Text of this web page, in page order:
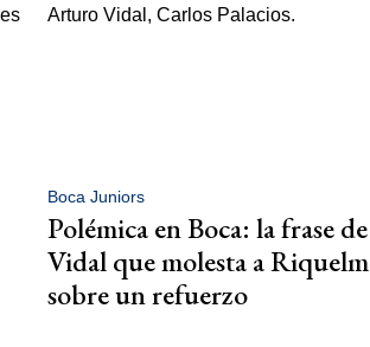
Boca Juniors
Polémica en Boca: la frase de
Vidal que molesta a
sobre un refuerzo